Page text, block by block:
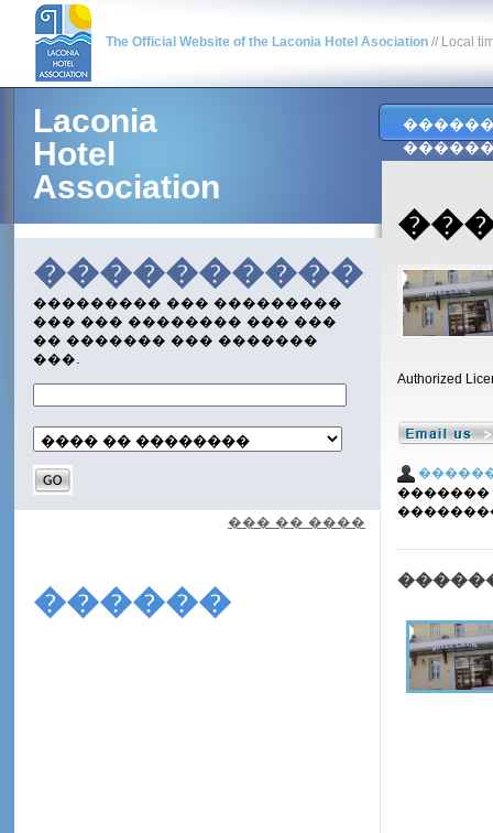
The Official Website of the Laconia Hotel Asociation // Local
Laconia
Hotel
Association
����������
��������� ��� ���������
��� ��� �������� ��� ���
�� ������� ��� �������
���.
��� �� ����
������
Authorized
�������